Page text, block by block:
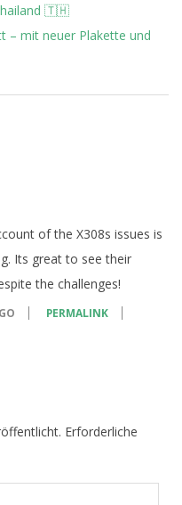
🇹🇭
– mit neuer Plakette und
of the X308s issues is
Its great to see their
the challenges!
PERMALINK
Erforderliche